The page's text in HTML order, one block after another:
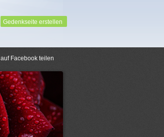
Gedenkseite erstellen
Facebook teilen